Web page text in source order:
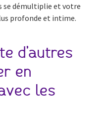
se démultiplie et votre
profonde et intime.
d’autres
en
les